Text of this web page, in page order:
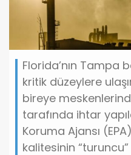
Florida’nın Tampa
kritik düzeylere
bireye
tarafında ihtar
Koruma Ajansı
kalitesinin